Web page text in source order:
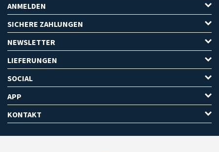
ANMELDEN
SICHERE ZAHLUNGEN
NEWSLETTER
LIEFERUNGEN
SOCIAL
APP
KONTAKT